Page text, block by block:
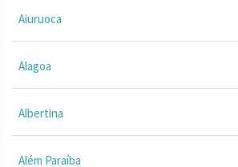
Aiuruoca
Alagoa
Albertina
Além Paraíba